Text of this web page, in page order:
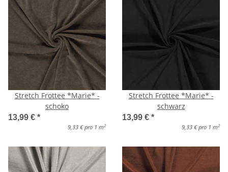
Stretch Frottee *Marie* -
schoko
13,99 € *
9,33 € pro 1 m 2
Stretch Frottee *Marie* -
schwarz
13,99 € *
9,33 € pro 1 m 2